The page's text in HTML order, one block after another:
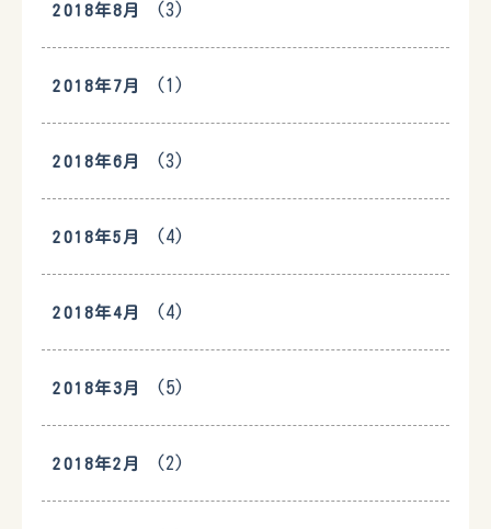
2018年8月 (3)
2018年7月 (1)
2018年6月 (3)
2018年5月 (4)
2018年4月 (4)
2018年3月 (5)
2018年2月 (2)